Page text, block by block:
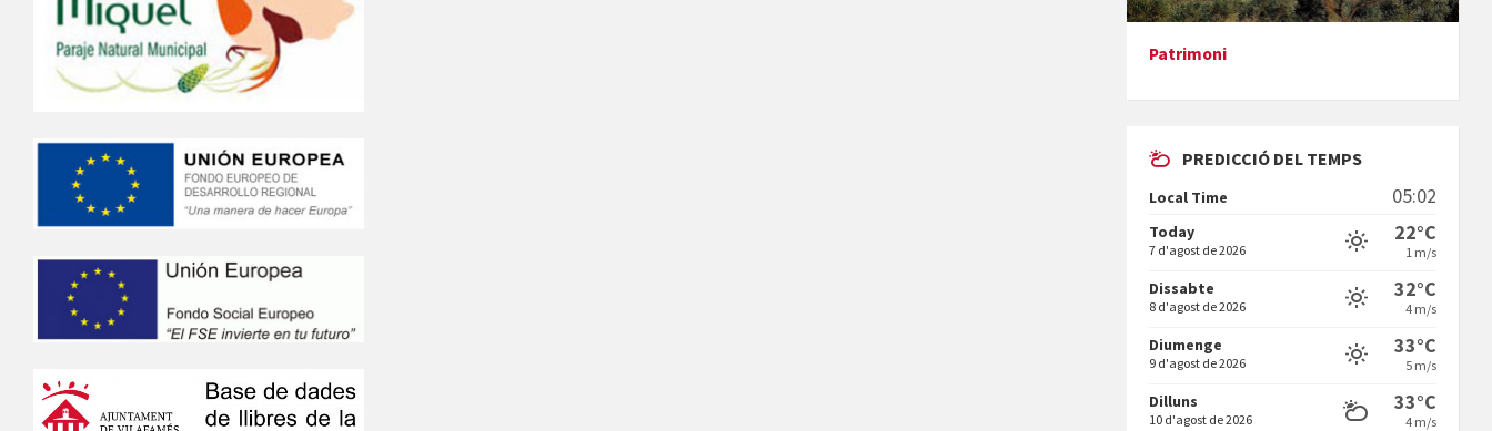
mare&quot;, d'Emma Zafon
En Bum
Patrimoni
PREDICCIÓ DEL TEMPS
Local Time 05:02
Today
7 d'agost de 2026
22°C
1 m/s
Dissabte
8 d'agost de 2026
32°C
4 m/s
Diumenge
9 d'agost de 2026
33°C
5 m/s
Dilluns
10 d'agost de 2026
33°C
4 m/s